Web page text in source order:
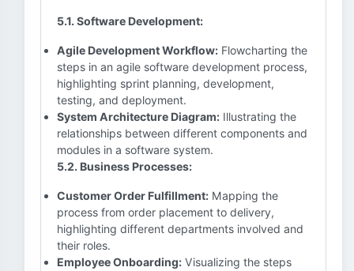
5.1. Software Development:
Agile Development Workflow: Flowcharting the
steps in an agile software development process,
highlighting sprint planning, development,
testing, and deployment.
System Architecture Diagram: Illustrating the
relationships between different components and
modules in a software system.
5.2. Business Processes:
Customer Order Fulfillment: Mapping the
process from order placement to delivery,
highlighting different departments involved and
their roles.
Employee Onboarding: Visualizing the steps